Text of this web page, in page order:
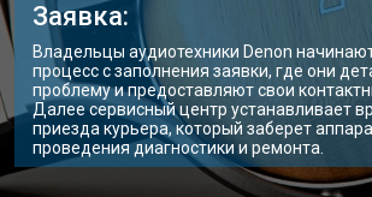
Заявка:
Владельцы аудиотехники Denon
процесс с заполнения заявки, где они
проблему и предоставляют свои
Далее сервисный центр устанавливает
приезда курьера, который заберет
проведения диагностики и ремонта.